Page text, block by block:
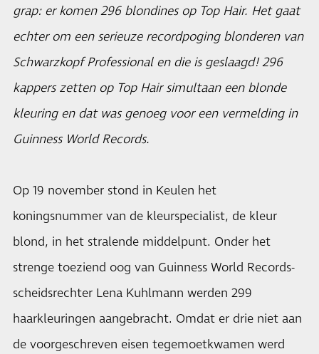
grap: er komen 296 blondines op Top Hair. Het gaat
echter om een serieuze recordpoging blonderen van
Schwarzkopf Professional en die is geslaagd! 296
kappers zetten op Top Hair simultaan een blonde
kleuring en dat was genoeg voor een vermelding in
Guinness World Records.
Op 19 november stond in Keulen het
koningsnummer van de kleurspecialist, de kleur
blond, in het stralende middelpunt. Onder het
strenge toeziend oog van Guinness World Records-
scheidsrechter Lena Kuhlmann werden 299
haarkleuringen aangebracht. Omdat er drie niet aan
de voorgeschreven eisen tegemoetkwamen werd